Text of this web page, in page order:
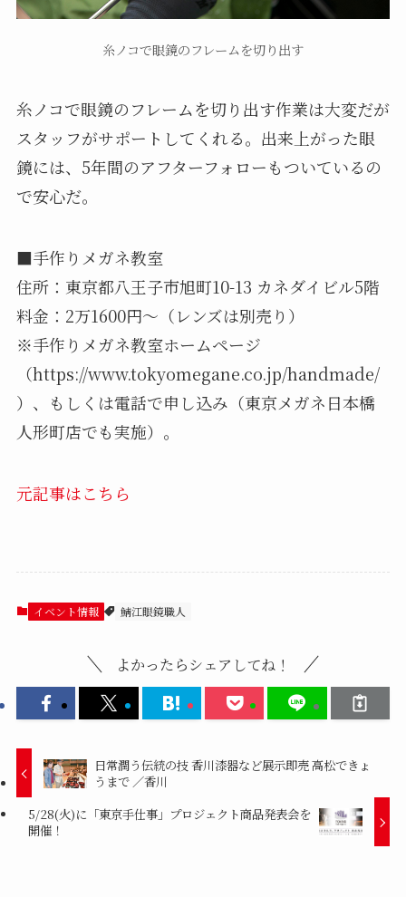
糸ノコで眼鏡のフレームを切り出す
糸ノコで眼鏡のフレームを切り出す作業は大変だが
スタッフがサポートしてくれる。出来上がった眼
鏡には、5年間のアフターフォローもついているの
で安心だ。
■手作りメガネ教室
住所：東京都八王子市旭町10-13 カネダイビル5階
料金：2万1600円～（レンズは別売り）
※手作りメガネ教室ホームページ
（https://www.tokyomegane.co.jp/handmade/
）、もしくは電話で申し込み（東京メガネ日本橋
人形町店でも実施）。
元記事はこちら
イベント情報 鯖江眼鏡職人
よかったらシェアしてね！
日常潤う伝統の技 香川漆器など展示即売 高松できょ
うまで ／香川
5/28(火)に「東京手仕事」プロジェクト商品発表会を
開催！